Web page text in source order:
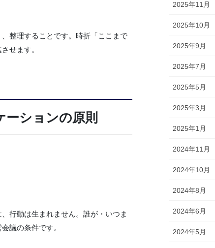
整理することです。時折「ここまで
せます。
ションの原則
行動は生まれません。誰が・いつま
議の条件です。
2025年11月
2025年10月
2025年9月
2025年7月
2025年5月
2025年3月
2025年1月
2024年11月
2024年10月
2024年8月
2024年6月
2024年5月